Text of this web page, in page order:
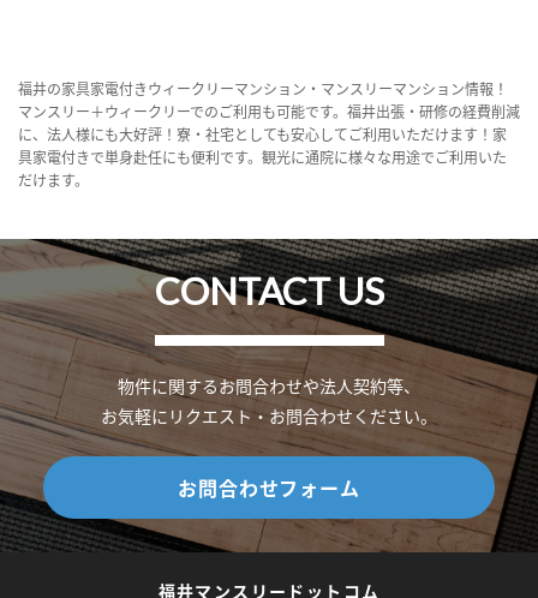
福井の家具家電付きウィークリーマンション・マンスリーマンション情報！
マンスリー＋ウィークリーでのご利用も可能です。福井出張・研修の経費削減
に、法人様にも大好評！寮・社宅としても安心してご利用いただけます！家
具家電付きで単身赴任にも便利です。観光に通院に様々な用途でご利用いた
だけます。
CONTACT US
物件に関するお問合わせや法人契約等、
お気軽にリクエスト・お問合わせください。
お問合わせフォーム
福井マンスリードットコム